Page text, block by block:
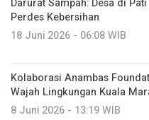
Darurat Sampah: Desa di
Perdes Kebersihan
18 Juni 2026 - 06:08 WIB
Kolaborasi Anambas
Wajah Lingkungan Kuala
8 Juni 2026 - 13:19 WIB